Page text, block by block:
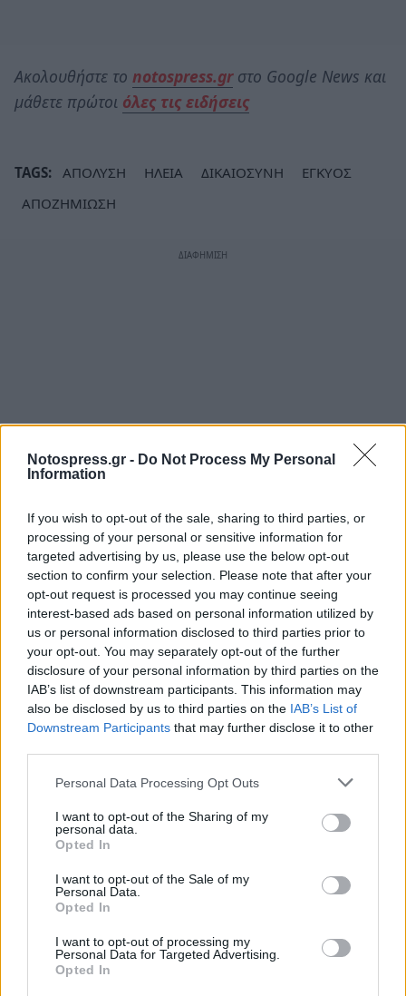
Notospress.gr - Do Not Process My Personal
Information
If you wish to opt-out of the sale, sharing to third parties, or
processing of your personal or sensitive information for
targeted advertising by us, please use the below opt-out
section to confirm your selection. Please note that after your
opt-out request is processed you may continue seeing
interest-based ads based on personal information utilized by
us or personal information disclosed to third parties prior to
your opt-out. You may separately opt-out of the further
disclosure of your personal information by third parties on the
IAB’s list of downstream participants. This information may
also be disclosed by us to third parties on the IAB’s List of
Downstream Participants that may further disclose it to other
Personal Data Processing Opt Outs
I want to opt-out of the Sharing of my
personal data.
Opted In
I want to opt-out of the Sale of my
Personal Data.
Opted In
I want to opt-out of processing my
Personal Data for Targeted Advertising.
Opted In
Ακολουθήστε το notospress.grστο Google News και
μάθετε πρώτοι όλες τις ειδήσεις
TAGS: ΑΠΟΛΥΣΗ ΗΛΕΙΑ ΔΙΚΑΙΟΣΥΝΗ
ΕΓΚΥΟΣ
ΑΠΟΖΗΜΙΩΣΗ
Σχετικά Άρθρα